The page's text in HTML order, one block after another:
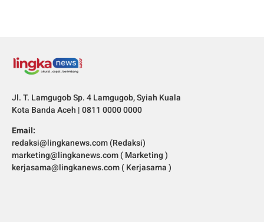
Jl. T. Lamgugob Sp. 4 Lamgugob, Syiah Kuala
Kota Banda Aceh | 0811 0000 0000
Email:
redaksi@lingkanews.com (Redaksi)
marketing@lingkanews.com ( Marketing )
kerjasama@lingkanews.com ( Kerjasama )